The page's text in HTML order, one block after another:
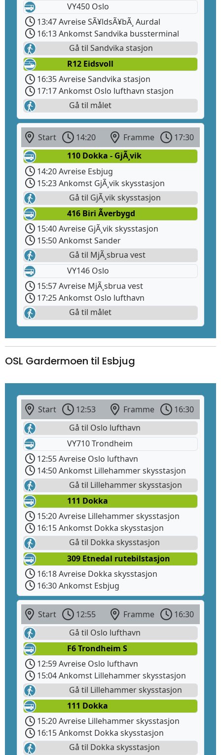
VY450 Oslo
13:47 Avreise SÃ¥ldsÃ¥bÃ¸ Aurdal
16:13 Ankomst Sandvika bussterminal
Gå til Sandvika stasjon
R12 Eidsvoll
16:35 Avreise Sandvika stasjon
17:17 Ankomst Oslo lufthavn stasjon
Gå til målet
Start 14:20 Framme
17:30
110 Dokka - GjÃ¸vik
14:20 Avreise Esbjug
15:23 Ankomst GjÃ¸vik skysstasjon
Gå til GjÃ¸vik skysstasjon
416 Biri Ãverbygd
15:40 Avreise GjÃ¸vik skysstasjon
15:50 Ankomst Sander
Gå til MjÃ¸sbrua vest
VY146 Oslo
15:57 Avreise MjÃ¸sbrua vest
17:25 Ankomst Oslo lufthavn
Gå til målet
OSL Gardermoen til Esbjug
Start 12:53 Framme
16:30
Gå til Oslo lufthavn
VY710 Trondheim
12:55 Avreise Oslo lufthavn
14:50 Ankomst Lillehammer skysstasjon
Gå til Lillehammer skysstasjon
111 Dokka
15:20 Avreise Lillehammer skysstasjon
16:15 Ankomst Dokka skysstasjon
Gå til Dokka skysstasjon
309 Etnedal rutebilstasjon
16:18 Avreise Dokka skysstasjon
16:30 Ankomst Esbjug
Start 12:55 Framme
16:30
Gå til Oslo lufthavn
F6 Trondheim S
12:59 Avreise Oslo lufthavn
15:04 Ankomst Lillehammer skysstasjon
Gå til Lillehammer skysstasjon
111 Dokka
15:20 Avreise Lillehammer skysstasjon
16:15 Ankomst Dokka skysstasjon
Gå til Dokka skysstasjon